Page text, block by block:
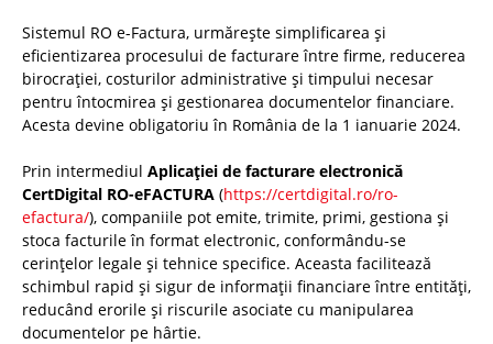
Sistemul RO e-Factura, urmărește simplificarea și
eficientizarea procesului de facturare între firme, reducerea
birocrației, costurilor administrative și timpului necesar
pentru întocmirea și gestionarea documentelor financiare.
Acesta devine obligatoriu în România de la 1 ianuarie 2024.
Prin intermediul Aplicației de facturare electronică
CertDigital RO-eFACTURA (https://certdigital.ro/ro-
efactura/), companiile pot emite, trimite, primi, gestiona și
stoca facturile în format electronic, conformându-se
cerințelor legale și tehnice specifice. Aceasta facilitează
schimbul rapid și sigur de informații financiare între entități,
reducând erorile și riscurile asociate cu manipularea
documentelor pe hârtie.